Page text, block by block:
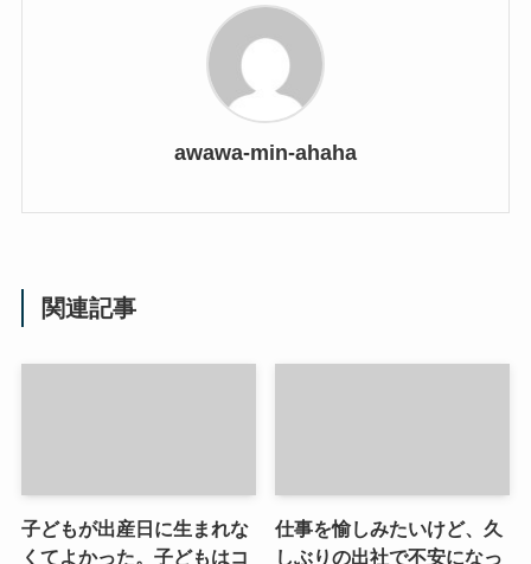
awawa-min-ahaha
関連記事
子どもが出産日に生まれな
くてよかった。子どもはコ
仕事を愉しみたいけど、久
しぶりの出社で不安になっ